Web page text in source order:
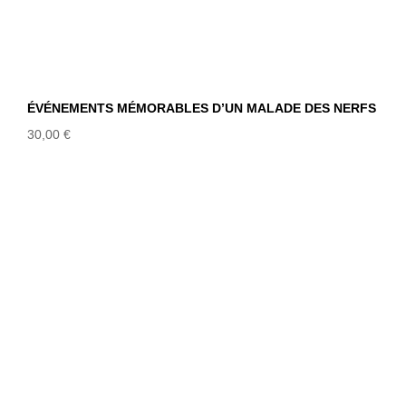
ÉVÉNEMENTS MÉMORABLES D’UN MALADE DES NERFS
30,00 €